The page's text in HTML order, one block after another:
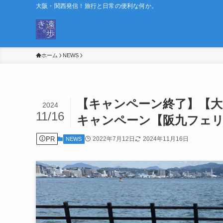
大阪・関西発信！旅行と日常の便利な何か。
ホーム NEWS
【キャンペーン終了】【
キャンペーン【阪九フェ
2024
11/16
PR NEWS 2022年7月12日 2024年11月16日